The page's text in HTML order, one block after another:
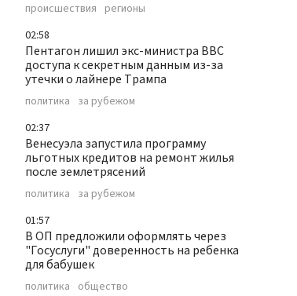
происшествия регионы
02:58
Пентагон лишил экс-министра ВВС
доступа к секретным данным из-за
утечки о лайнере Трампа
политика за рубежом
02:37
Венесуэла запустила программу
льготных кредитов на ремонт жилья
после землетрясений
политика за рубежом
01:57
В ОП предложили оформлять через
"Госуслуги" доверенность на ребенка
для бабушек
политика общество